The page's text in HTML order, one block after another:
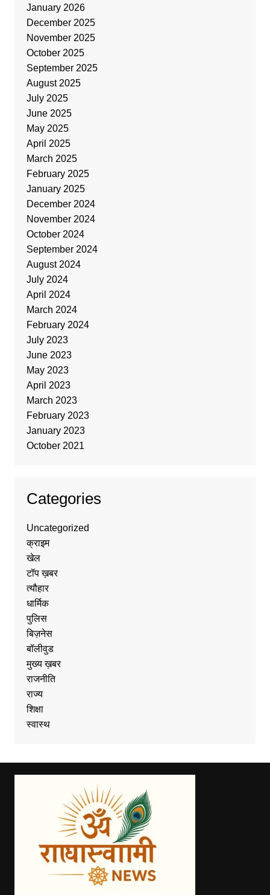
January 2026
December 2025
November 2025
October 2025
September 2025
August 2025
July 2025
June 2025
May 2025
April 2025
March 2025
February 2025
January 2025
December 2024
November 2024
October 2024
September 2024
August 2024
July 2024
April 2024
March 2024
February 2024
July 2023
June 2023
May 2023
April 2023
March 2023
February 2023
January 2023
October 2021
Categories
Uncategorized
क्राइम
खेल
टॉप ख़बर
त्यौहार
धार्मिक
पुलिस
बिज़नेस
बॉलीवुड
मुख्य ख़बर
राजनीति
राज्य
शिक्षा
स्वास्थ